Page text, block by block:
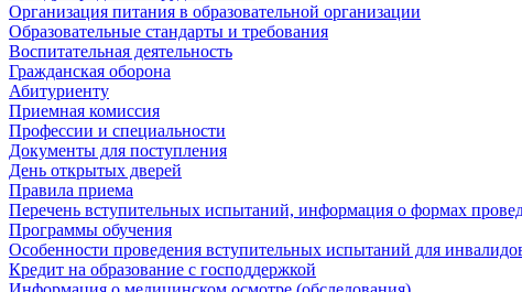
Организация питания в образовательной организации
Образовательные стандарты и требования
Воспитательная деятельность
Гражданская оборона
Абитуриенту
Приемная комиссия
Профессии и специальности
Документы для поступления
День открытых дверей
Правила приема
Перечень вступительных испытаний, информация о формах
Программы обучения
Особенности проведения вступительных испытаний для
Кредит на образование с господдержкой